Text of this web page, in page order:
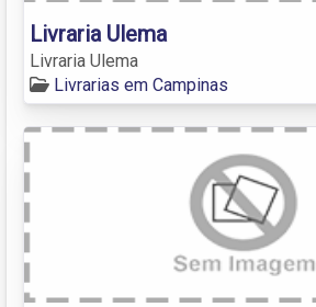
Livraria Ulema
Livraria Ulema
Livrarias em Campinas